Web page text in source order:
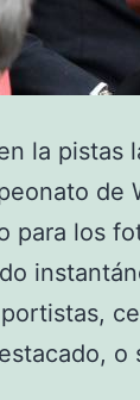
la pistas
de
para los